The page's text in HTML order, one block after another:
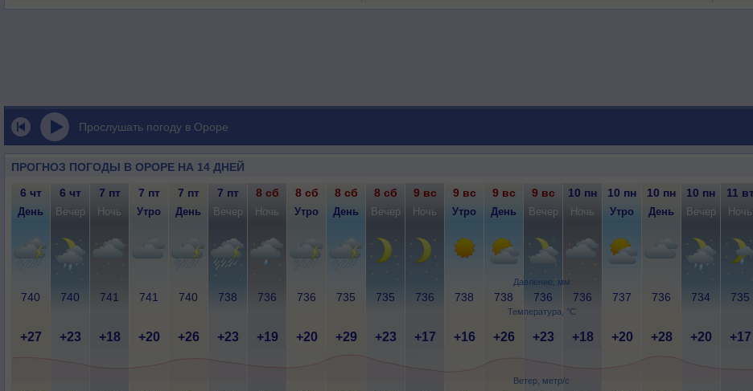
Прослушать погоду в Ороре
ПРОГНОЗ ПОГОДЫ В ОРОРЕ НА 14 ДНЕЙ
Давление, мм
Температура, °C
Ветер, метр/с
6 чт 6 чт 7 пт 7 пт 7 пт 7 пт 8 сб 8 сб 8 сб 8 сб 9 вс 9 вс 9 вс 9 вс 10 пн 10 пн 10 пн 10 пн 11
День Вечер Ночь Утро День Вечер Ночь Утро День Вечер Ночь Утро День Вечер Ночь Утро День Вечер Ночь
740 740 741 741 740 738 736 736 735 735 736 738 738 736 736 737 736 734 735
+27 +23 +18 +20 +26 +23 +19 +20 +29 +23 +17 +16 +26 +23 +18 +20 +28 +20 +17